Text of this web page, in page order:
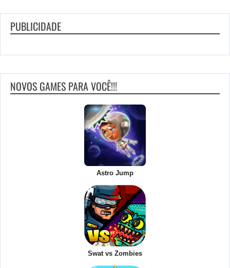
PUBLICIDADE
NOVOS GAMES PARA VOCÊ!!!
Astro Jump
Swat vs Zombies